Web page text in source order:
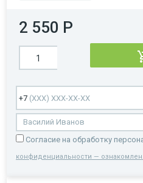
2 550 Р
Cогласие на обработку
конфиденциальности — ознакомлен.